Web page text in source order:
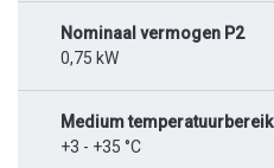
Nominaal vermogen P2
0,75 kW
Medium temperatuurbereik
+3 - +35 °C